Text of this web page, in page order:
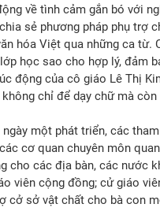
về tình cảm gắn bó với
sẻ phương pháp phụ trợ
hóa Việt qua những ca từ.
học sao cho hợp lý, đảm
động của cô giáo Lê Thị
chỉ để dạy chữ mà
một phát triển, các
cơ quan chuyên môn
cho các địa bàn, các nước
viên cộng đồng; cử giáo
cở sở vật chất cho bà con